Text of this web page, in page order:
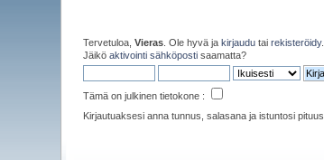
Tervetuloa,Vieras . Ole hyvä jakirjaudu tairekisteröidy.
Jäiköaktivointi sähköposti saamatta?
Tämä on julkinen tietokone :
Kirjautuaksesi anna tunnus, salasana ja istuntosi pituus